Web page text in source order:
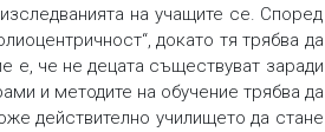
на учащите се. Според
докато тя трябва да
е, че не децата съществуват заради
и методите на обучение трябва да
действително училището да стане